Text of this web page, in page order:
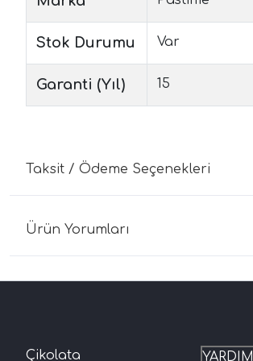
Stok Durumu Var
Garanti (Yıl) 15
Taksit / Ödeme Seçenekleri
Ürün Yorumları
Çikolata YARDIM